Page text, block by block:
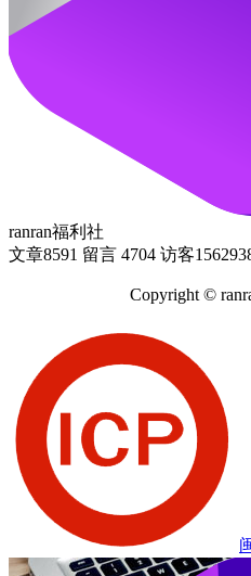
ranran福利社
文章8591 留言 4704 访客
Copyright ©